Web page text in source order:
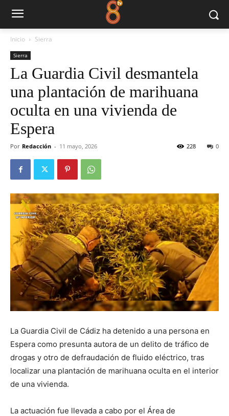
Inicio Sierra
Sierra
La Guardia Civil desmantela
una plantación de marihuana
oculta en una vivienda de
Espera
Por Redacción - 11 mayo, 2026 0
228
La Guardia Civil de Cádiz ha detenido a una persona en
Espera como presunta autora de un delito de tráfico de
drogas y otro de defraudación de fluido eléctrico, tras
localizar una plantación de marihuana oculta en el interior
de una vivienda.
La actuación fue llevada a cabo por el Área de